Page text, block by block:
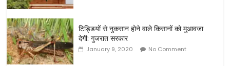
टिड्डियों से नुकसान होने वाले किसानों को मुआवजा
देगी: गुजरात सरकार
January 9, 2020 No Comment